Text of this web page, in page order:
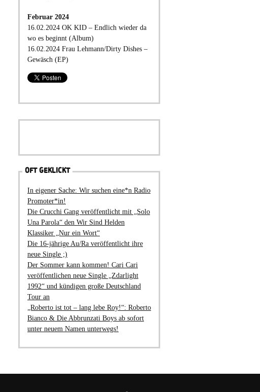
Februar 2024
16.02.2024 OK KID – Endlich wieder da
wo es beginnt (Album)
16.02.2024 Frau Lehmann/Dirty Dishes –
Gewäsch (EP)
OFT GEKLICKT
In eigener Sache: Wir suchen eine*n Radio
Promoter*in!
Die Crucchi Gang veröffentlicht mit „Solo
Una Parola“ den Wir Sind Helden
Klassiker „Nur ein Wort“
Die 16-jährige Au/Ra veröffentlicht ihre
neue Single ;)
Der Sommer kann kommen! Cari Cari
veröffentlichen neue Single „Zdarlight
1992“ und kündigen große Deutschland
Tour an
„Roberto ist tot – lang lebe Roy!“: Roberto
Bianco & Die Abbrunzati Boys ab sofort
unter neuem Namen unterwegs!